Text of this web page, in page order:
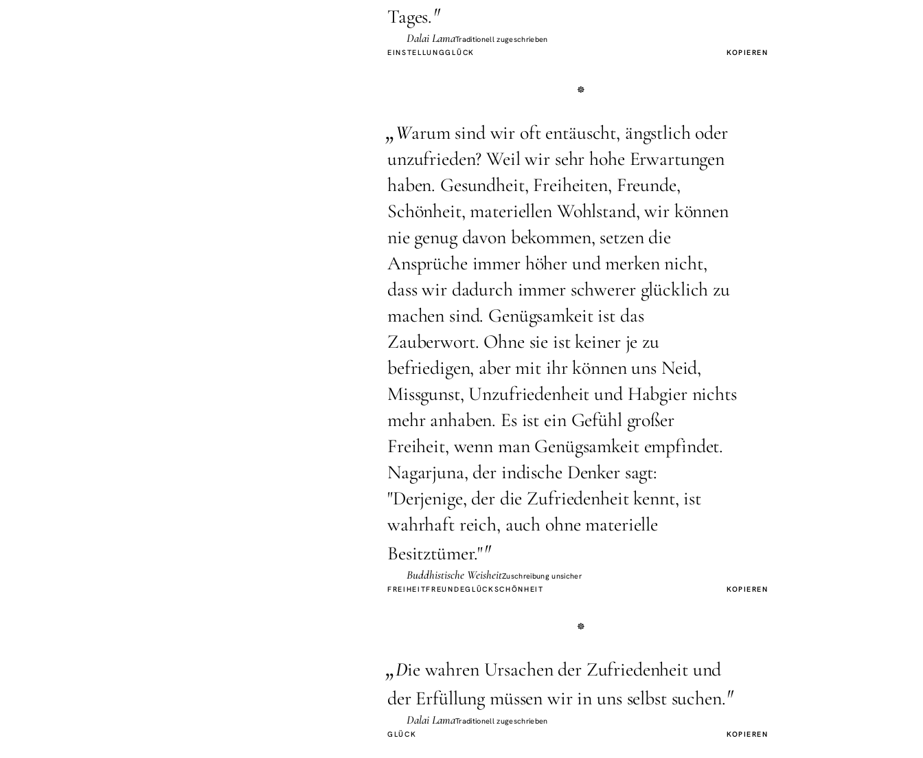
Tages."
Dalai LamaTraditionell zugeschrieben
EINSTELLUNGGLÜCK KOPIEREN
„Warum sind wir oft entäuscht, ängstlich oder
unzufrieden? Weil wir sehr hohe Erwartungen
haben. Gesundheit, Freiheiten, Freunde,
Schönheit, materiellen Wohlstand, wir können
nie genug davon bekommen, setzen die
Ansprüche immer höher und merken nicht,
dass wir dadurch immer schwerer glücklich zu
machen sind. Genügsamkeit ist das
Zauberwort. Ohne sie ist keiner je zu
befriedigen, aber mit ihr können uns Neid,
Missgunst, Unzufriedenheit und Habgier nichts
mehr anhaben. Es ist ein Gefühl großer
Freiheit, wenn man Genügsamkeit empfindet.
Nagarjuna, der indische Denker sagt:
"Derjenige, der die Zufriedenheit kennt, ist
wahrhaft reich, auch ohne materielle
Besitztümer.""
Buddhistische WeisheitZuschreibung unsicher
FREIHEITFREUNDEGLÜCKSCHÖNHEIT KOPIEREN
„Die wahren Ursachen der Zufriedenheit und
der Erfüllung müssen wir in uns selbst suchen."
Dalai LamaTraditionell zugeschrieben
GLÜCK
KOPIEREN